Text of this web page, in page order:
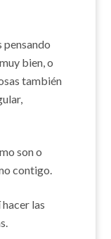
pensando
bien, o
también
son o
contigo.
las